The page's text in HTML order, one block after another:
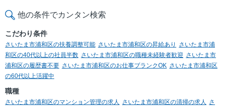
他の条件でカンタン検索
こだわり条件
さいたま市浦和区の扶養調整可能 さいたま市浦和区の昇給あり
さいたま市浦
和区の40代以上の社員半数 さいたま市浦和区の職種未経験者歓迎 さいたま市
浦和区の履歴書不要 さいたま市浦和区のお仕事ブランクOK さいたま市浦和区
の60代以上活躍中
職種
さいたま市浦和区のマンション管理の求人 さいたま市浦和区の清掃の求人 さ